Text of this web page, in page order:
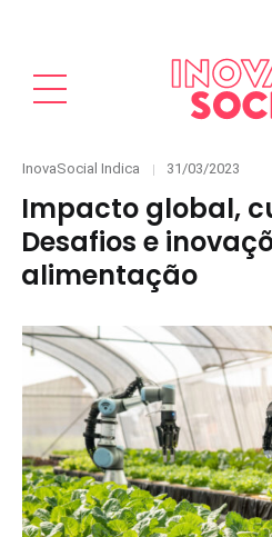
Categories
InovaSocial Indica
Posted
31/03/2023
Impacto global,
Desafios e
alimentação